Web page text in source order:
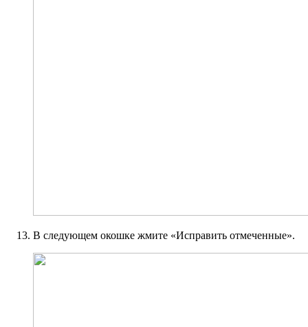
В следующем окошке жмите «Исправить отмеченные».